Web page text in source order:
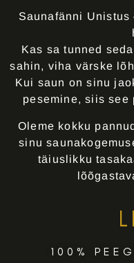
Saunafänni
Kas sa tunned
sahin, viha värske
Kui saun on sinu
pesemine, siis see
Oleme kokku
sinu
täiuslikku
100%